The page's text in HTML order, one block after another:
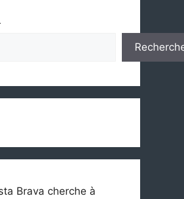
Brava cherche à